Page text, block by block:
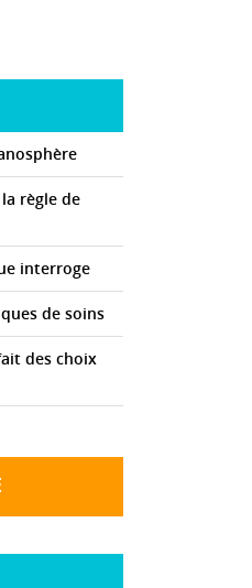
règle de
interroge
de soins
des choix